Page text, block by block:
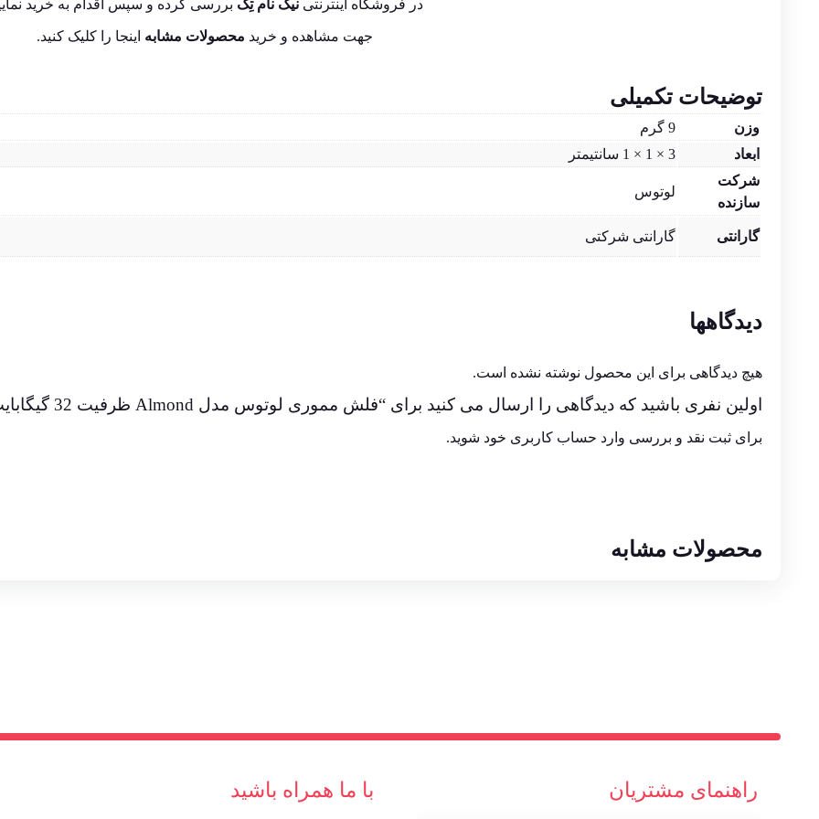
در فروشگاه اینترنتی نیک نام تِک بررسی کرده و سپس اقدام به خرید
جهت مشاهده و خرید محصولات مشابه اینجا را کلیک کنید.
توضیحات تکمیلی
وزن
9 گرم
ابعاد
3 × 1 × 1 سانتیمتر
شرکت
سازنده
لوتوس
گارانتی گارانتی شرکتی
دیدگاهها
هیچ دیدگاهی برای این محصول نوشته نشده است.
اولین نفری باشید که دیدگاهی را ارسال می کنید برای “فلش مموری لوتوس مدل Almond ظرفیت 32 گیگابایت”
برای ثبت نقد و بررسی وارد حساب کاربری خود شوید.
محصولات مشابه
راهنمای مشتریان با ما همراه باشید